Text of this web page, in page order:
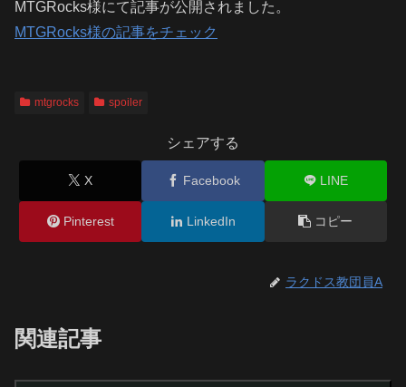
MTGRocks様にて記事が公開されました。
MTGRocks様の記事をチェック
mtgrocks spoiler
シェアする
X Facebook LINE
Pinterest LinkedIn コピー
ラクドス教団員A
関連記事